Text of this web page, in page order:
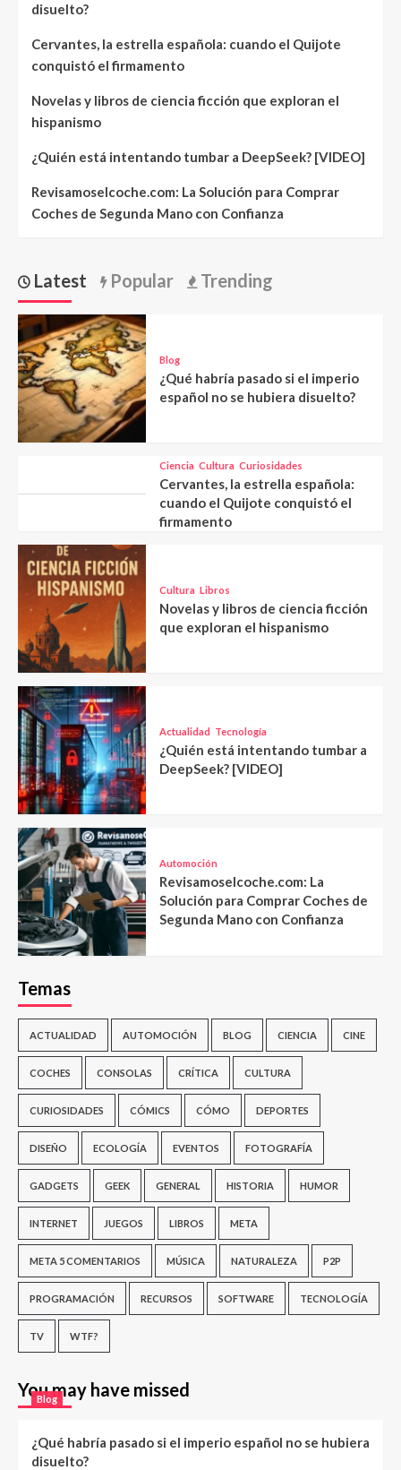
disuelto?
Cervantes, la estrella española: cuando el Quijote
conquistó el firmamento
Novelas y libros de ciencia ficción que exploran el
hispanismo
¿Quién está intentando tumbar a DeepSeek? [VIDEO]
Revisamoselcoche.com: La Solución para Comprar
Coches de Segunda Mano con Confianza
Latest Popular Trending
Blog
¿Qué habría pasado si el imperio
español no se hubiera disuelto?
Ciencia Cultura Curiosidades
Cervantes, la estrella española:
cuando el Quijote conquistó el
firmamento
Cultura Libros
Novelas y libros de ciencia ficción
que exploran el hispanismo
Actualidad Tecnología
¿Quién está intentando tumbar a
DeepSeek? [VIDEO]
Automoción
Revisamoselcoche.com: La
Solución para Comprar Coches de
Segunda Mano con Confianza
Temas
ACTUALIDAD AUTOMOCIÓN BLOG CIENCIA CINE
COCHES CONSOLAS CRÍTICA CULTURA
CURIOSIDADES CÓMICS CÓMO DEPORTES
DISEÑO ECOLOGÍA EVENTOS FOTOGRAFÍA
GADGETS GEEK GENERAL HISTORIA HUMOR
INTERNET JUEGOS LIBROS META
META 5 COMENTARIOS MÚSICA NATURALEZA P2P
PROGRAMACIÓN RECURSOS SOFTWARE TECNOLOGÍA
TV WTF?
You may have missed
Blog
¿Qué habría pasado si el imperio español no se hubiera
disuelto?